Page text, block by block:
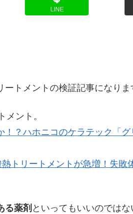
LINE
トメントの検証記事になりま
ント。
？ハホニコのケラテック「
トリートメントが急増！失敗
る薬剤 といってもいいのではな